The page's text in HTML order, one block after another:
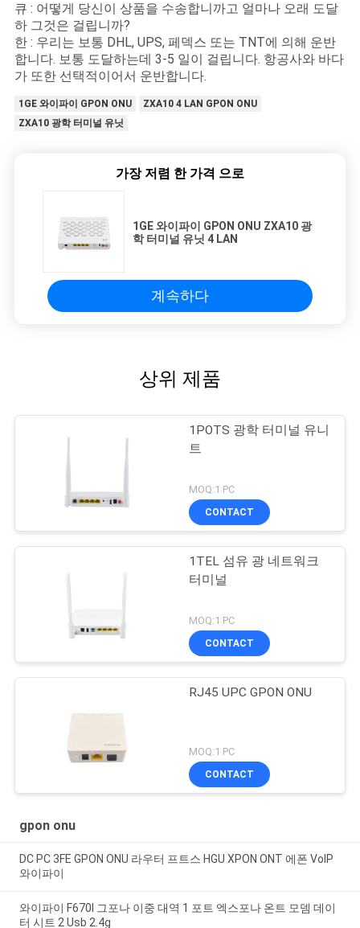
큐 : 어떻게 당신이 상품을 수송합니까고 얼마나 오래 도달
하 그것은 걸립니까?
한 : 우리는 보통 DHL, UPS, 페덱스 또는 TNT에 의해 운반
합니다. 보통 도달하는데 3-5 일이 걸립니다. 항공사와 바다
가 또한 선택적이어서 운반합니다.
1GE 와이파이 GPON ONU
ZXA10 4 LAN GPON ONU
ZXA10 광학 터미널 유닛
가장 저렴 한 가격 으로
1GE 와이파이 GPON ONU ZXA10 광
학 터미널 유닛 4 LAN
계속하다
상위 제품
1POTS 광학 터미널 유니
트
MOQ:1 PC
CONTACT
1TEL 섬유 광 네트워크
터미널
MOQ:1 PC
CONTACT
RJ45 UPC GPON ONU
MOQ:1 PC
CONTACT
gpon onu
DC PC 3FE GPON ONU 라우터 프트스 HGU XPON ONT 에폰 VoIP
와이파이
와이파이 F670l 그포나 이중 대역 1 포트 엑스포나 온트 모뎀 데이
터 시트 2 Usb 2.4g